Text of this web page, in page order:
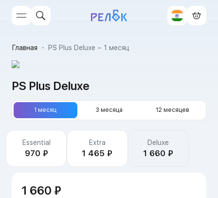
Главная ・ PS Plus Deluxe – 1 месяц
PS Plus Deluxe
1 месяц 3 месяца 12 месяцев
1 660 ₽
Essential
970 ₽
Extra
1 465 ₽
Deluxe
1 660 ₽